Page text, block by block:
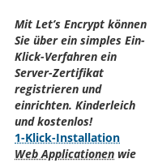
Mit Let’s Encrypt können
Sie über ein simples Ein-
Klick-Verfahren ein
Server-Zertifikat
registrieren und
einrichten. Kinderleich
und kostenlos!
1-Klick-Installation
Web Applicationen wie